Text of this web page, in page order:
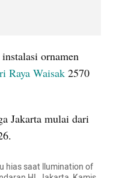
ornamen
Raya Waisak 2570
Jakarta mulai dari
hias saat llumination of